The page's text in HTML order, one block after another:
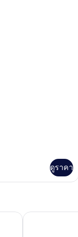
ดูราคา
OKKO Hotels